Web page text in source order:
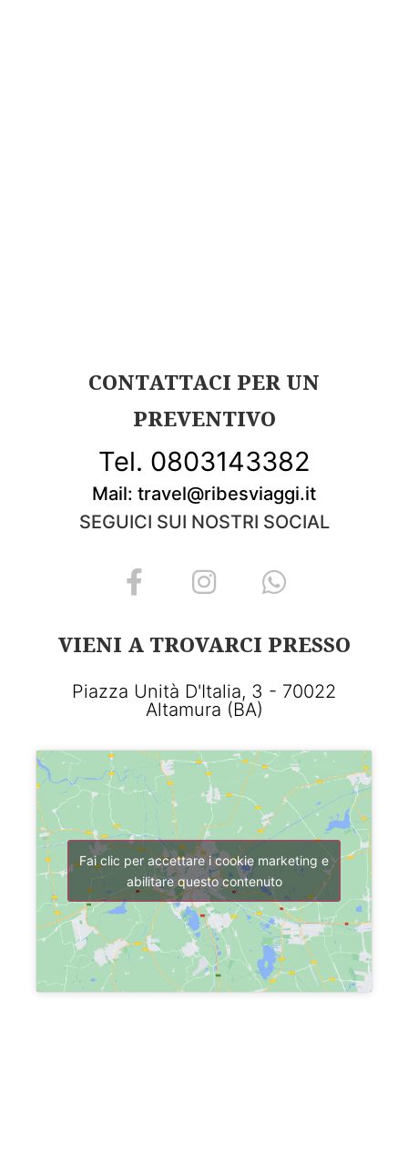
CONTATTACI PER UN
PREVENTIVO
Tel. 0803143382
Mail: travel@ribesviaggi.it
SEGUICI SUI NOSTRI SOCIAL
VIENI A TROVARCI PRESSO
Piazza Unità D'Italia, 3 - 70022
Altamura (BA)
Fai clic per accettare i cookie marketing e
abilitare questo contenuto